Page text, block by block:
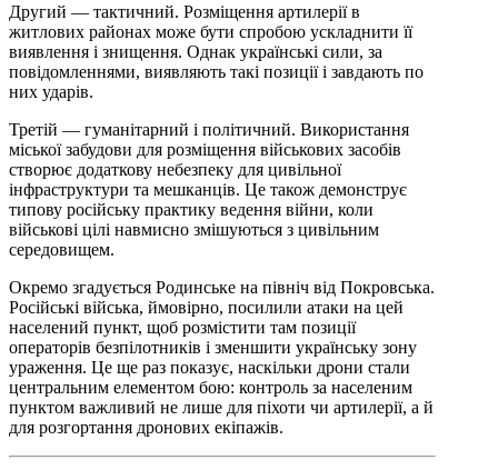
Другий — тактичний. Розміщення артилерії в
житлових районах може бути спробою ускладнити її
виявлення і знищення. Однак українські сили, за
повідомленнями, виявляють такі позиції і завдають по
них ударів.
Третій — гуманітарний і політичний. Використання
міської забудови для розміщення військових засобів
створює додаткову небезпеку для цивільної
інфраструктури та мешканців. Це також демонструє
типову російську практику ведення війни, коли
військові цілі навмисно змішуються з цивільним
середовищем.
Окремо згадується Родинське на північ від Покровська.
Російські війська, ймовірно, посилили атаки на цей
населений пункт, щоб розмістити там позиції
операторів безпілотників і зменшити українську зону
ураження. Це ще раз показує, наскільки дрони стали
центральним елементом бою: контроль за населеним
пунктом важливий не лише для піхоти чи артилерії, а й
для розгортання дронових екіпажів.